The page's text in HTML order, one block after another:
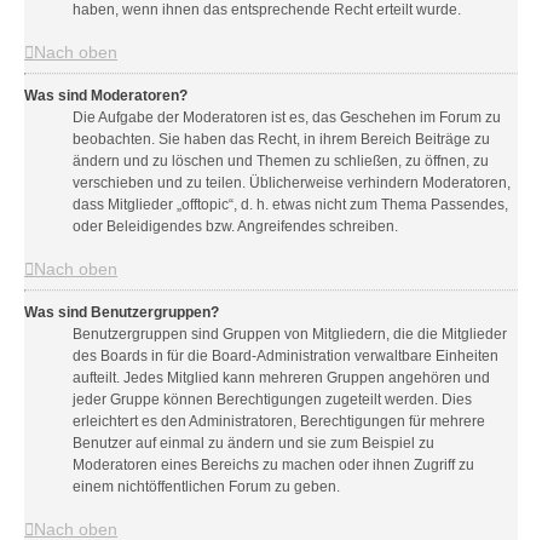
haben, wenn ihnen das entsprechende Recht erteilt wurde.
Nach oben
Was sind Moderatoren?
Die Aufgabe der Moderatoren ist es, das Geschehen im Forum zu
beobachten. Sie haben das Recht, in ihrem Bereich Beiträge zu
ändern und zu löschen und Themen zu schließen, zu öffnen, zu
verschieben und zu teilen. Üblicherweise verhindern Moderatoren,
dass Mitglieder „offtopic“, d. h. etwas nicht zum Thema Passendes,
oder Beleidigendes bzw. Angreifendes schreiben.
Nach oben
Was sind Benutzergruppen?
Benutzergruppen sind Gruppen von Mitgliedern, die die Mitglieder
des Boards in für die Board-Administration verwaltbare Einheiten
aufteilt. Jedes Mitglied kann mehreren Gruppen angehören und
jeder Gruppe können Berechtigungen zugeteilt werden. Dies
erleichtert es den Administratoren, Berechtigungen für mehrere
Benutzer auf einmal zu ändern und sie zum Beispiel zu
Moderatoren eines Bereichs zu machen oder ihnen Zugriff zu
einem nichtöffentlichen Forum zu geben.
Nach oben